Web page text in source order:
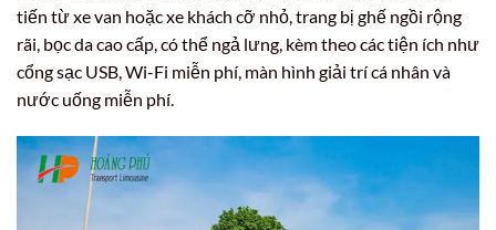
tiến từ xe van hoặc xe khách cỡ nhỏ, trang bị ghế ngồi rộng
rãi, bọc da cao cấp, có thể ngả lưng, kèm theo các tiện ích như
cổng sạc USB, Wi-Fi miễn phí, màn hình giải trí cá nhân và
nước uống miễn phí.